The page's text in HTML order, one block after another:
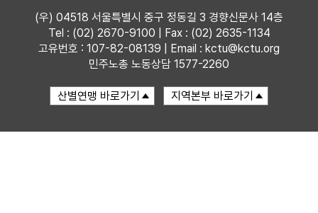
(우) 04518 서울특별시 중구 정동길 3 경향신문사 14층
Tel : (02) 2670-9100 | Fax : (02) 2635-1134
고유번호 : 107-82-08139 | Email : kctu@kctu.org
민주노총 노동상담 1577-2260